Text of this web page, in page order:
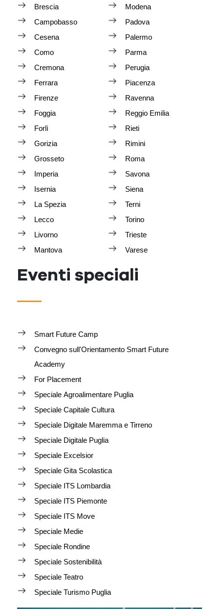
Brescia
Campobasso
Cesena
Como
Cremona
Ferrara
Firenze
Foggia
Forlì
Gorizia
Grosseto
Imperia
Isernia
La Spezia
Lecco
Livorno
Mantova
Modena
Padova
Palermo
Parma
Perugia
Piacenza
Ravenna
Reggio Emilia
Rieti
Rimini
Roma
Savona
Siena
Terni
Torino
Trieste
Varese
Eventi speciali
Smart Future Camp
Convegno sull'Orientamento Smart Future
Academy
For Placement
Speciale Agroalimentare Puglia
Speciale Capitale Cultura
Speciale Digitale Maremma e Tirreno
Speciale Digitale Puglia
Speciale Excelsior
Speciale Gita Scolastica
Speciale ITS Lombardia
Speciale ITS Piemonte
Speciale ITS Move
Speciale Medie
Speciale Rondine
Speciale Sostenibilità
Speciale Teatro
Speciale Turismo Puglia